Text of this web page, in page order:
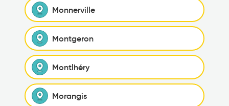
Monnerville
Montgeron
Montlhéry
Morangis